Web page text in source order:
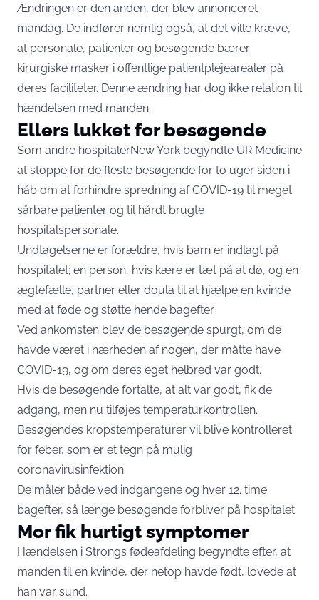
Ændringen er den anden, der blev annonceret
mandag. De indfører nemlig også, at det ville kræve,
at personale, patienter og besøgende bærer
kirurgiske masker i offentlige patientplejearealer på
deres faciliteter. Denne ændring har dog ikke relation til
hændelsen med manden.
Ellers lukket for besøgende
Som andre hospitalerNew York begyndte UR Medicine
at stoppe for de fleste besøgende for to uger siden i
håb om at forhindre spredning af COVID-19 til meget
sårbare patienter og til hårdt brugte
hospitalspersonale.
Undtagelserne er forældre, hvis barn er indlagt på
hospitalet; en person, hvis kære er tæt på at dø, og en
ægtefælle, partner eller doula til at hjælpe en kvinde
med at føde og støtte hende bagefter.
Ved ankomsten blev de besøgende spurgt, om de
havde været i nærheden af ​​nogen, der måtte have
COVID-19, og om deres eget helbred var godt.
Hvis de besøgende fortalte, at alt var godt, fik de
adgang, men nu tilføjes temperaturkontrollen.
Besøgendes kropstemperaturer vil blive kontrolleret
for feber, som er et tegn på mulig
coronavirusinfektion.
De måler både ved indgangene og hver 12. time
bagefter, så længe besøgende forbliver på hospitalet.
Mor fik hurtigt symptomer
Hændelsen i Strongs fødeafdeling begyndte efter, at
manden til en kvinde, der netop havde født, lovede at
han var sund.